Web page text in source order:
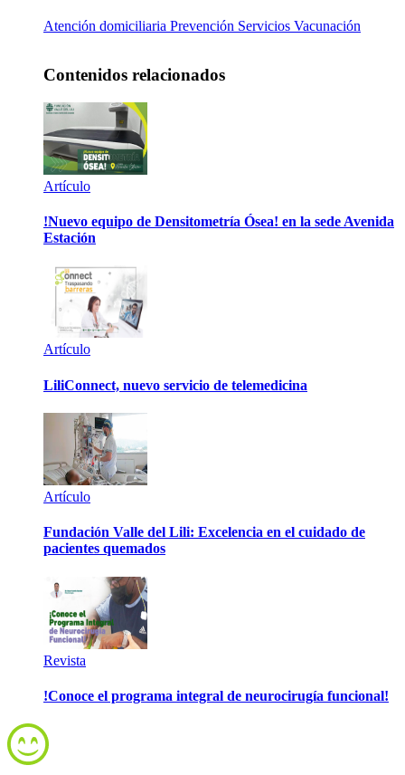
Atención domiciliaria Prevención Servicios Vacunación
Contenidos relacionados
Artículo
!Nuevo equipo de Densitometría Ósea! en la sede Avenida
Estación
Artículo
LiliConnect, nuevo servicio de telemedicina
Artículo
Fundación Valle del Lili: Excelencia en el cuidado de
pacientes quemados
Revista
!Conoce el programa integral de neurocirugía funcional!